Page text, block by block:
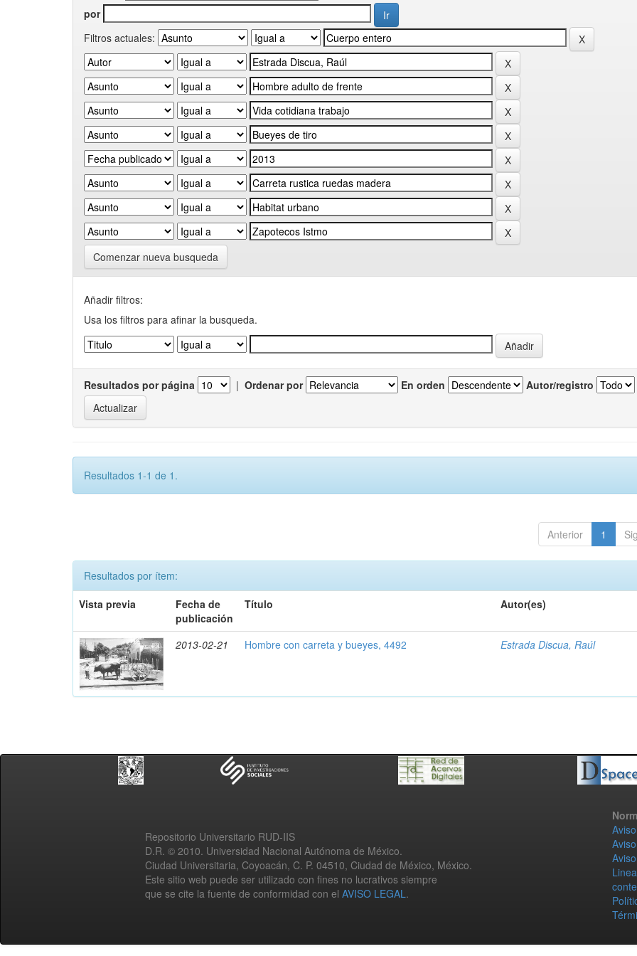
por
Filtros actuales:
Comenzar nueva busqueda
Añadir filtros:
Usa los filtros para afinar la busqueda.
Resultados por página | Ordenar por En orden Autor/registro
Resultados 1-1 de 1.
Anterior 1
Resultados por ítem:
Vista previa
Fecha de
publicación
Título Autor(es)
2013-02-21 Hombre con carreta y bueyes, 4492 Estrada Discua, Raúl
Repositorio Universitario RUD-IIS
D.R. © 2010. Universidad Nacional Autónoma de México.
Ciudad Universitaria, Coyoacán, C. P. 04510, Ciudad de México, México.
Este sitio web puede ser utilizado con fines no lucrativos siempre
que se cite la fuente de conformidad con el AVISO LEGAL.